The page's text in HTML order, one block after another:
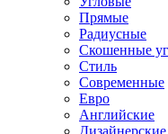
Прямые
Радиусные
Скошенные
Стиль
Современные
Евро
Английские
Дизайнерские